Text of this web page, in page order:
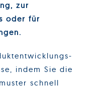
zur
oder für
indem Sie die
schnell